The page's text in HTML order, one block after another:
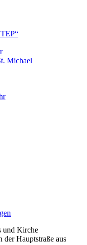
Michael